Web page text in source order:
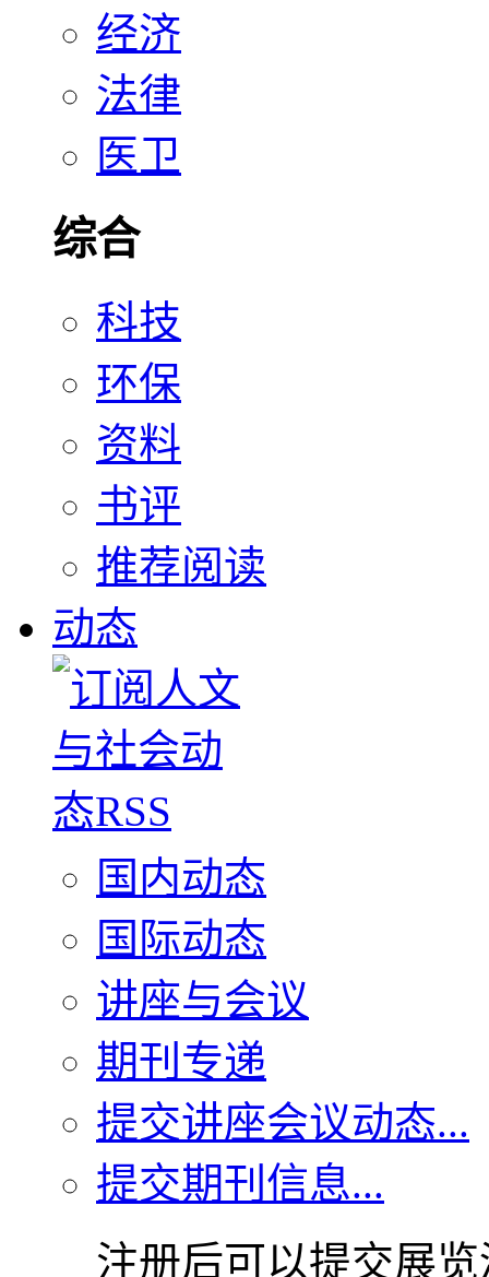
经济
法律
医卫
综合
科技
环保
资料
书评
推荐阅读
动态
国内动态
国际动态
讲座与会议
期刊专递
提交讲座会议动态...
提交期刊信息...
注册后可以提交展